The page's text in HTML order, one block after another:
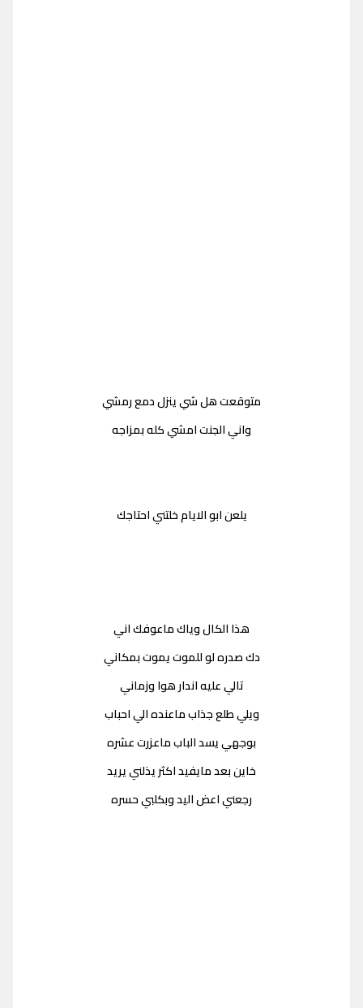
متوقعت هل شي ينزل دمع رمشي
واني الجنت امشي كله بمزاجه
يلعن ابو الايام خلتني احتاجك
هذا الكال وياك ماعوفك اني
دك صدره لو للموت يموت بمكاني
تالي عليه اندار هوا وزماني
ويلي طلع جذاب ماعنده الي احباب
بوجهي يسد الباب ماعزرت عشره
خاين بعد مايفيد اكثر يذلني يريد
رجعني اعض اليد وبكلبي حسره